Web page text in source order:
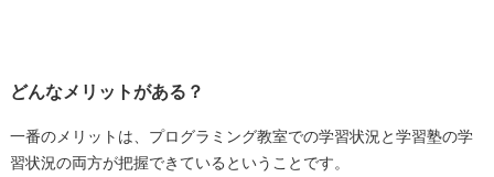
どんなメリットがある？
一番のメリットは、プログラミング教室での学習状況と学習塾の学
習状況の両方が把握できているということです。